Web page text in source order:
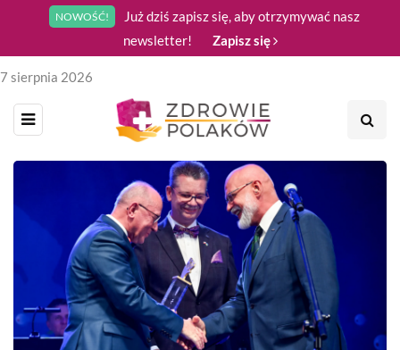
NOWOŚĆ!
Już dziś zapisz się, aby otrzymywać nasz
newsletter!
Zapisz się
7 sierpnia 2026